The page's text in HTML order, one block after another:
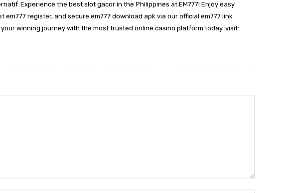
Experience the best slot gacor in the Philippines at EM777! Enjoy easy
em777 register, and secure em777 download apk via our official em777 link
winning journey with the most trusted online casino platform today. visit: